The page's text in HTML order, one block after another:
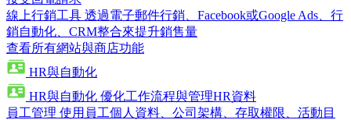
線上行銷工具 透過電子郵件行銷、Facebook或Google Ads、行
銷自動化、CRM整合來提升銷售量
查看所有網站與商店功能
HR與自動化
HR與自動化 優化工作流程與管理HR資料
員工管理 使用員工個人資料、公司架構、存取權限、活動目